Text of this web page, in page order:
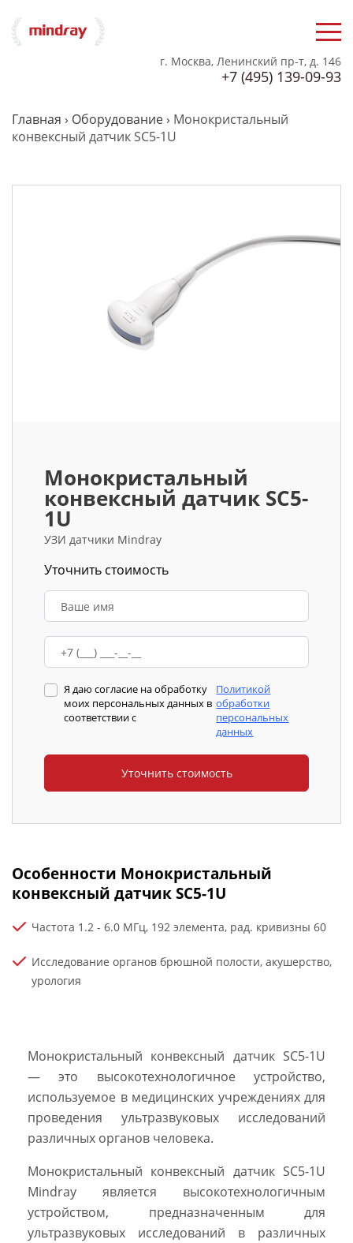
г. Москва, Ленинский пр-т, д. 146
+7 (495) 139-09-93
Главная › Оборудование › Монокристальный
конвексный датчик SC5-1U
Монокристальный
конвексный датчик SC5-
1U
УЗИ датчики Mindray
Уточнить стоимость
Я даю согласие на обработку
моих персональных данных в
соответствии с
Политикой
обработки
персональных
данных
Особенности Монокристальный
конвексный датчик SC5-1U
Частота 1.2 - 6.0 МГц, 192 элемента, рад. кривизны 60
Исследование органов брюшной полости, акушерство,
урология
Монокристальный конвексный датчик SC5-1U
— это высокотехнологичное устройство,
используемое в медицинских учреждениях для
проведения ультразвуковых исследований
различных органов человека.
Монокристальный конвексный датчик SC5-1U
Mindray является высокотехнологичным
устройством, предназначенным для
ультразвуковых исследований в различных